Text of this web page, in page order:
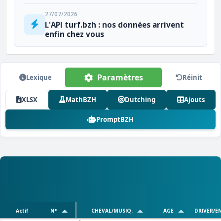
27/07/2026
L'API turf.bzh : nos données arrivent
enfin chez vous
Lexique Paramètres Réinit
XLSX MathBZH Dutching Ajouts
PromptBZH
Actif N° CHEVAL/MUSIQ. AGE DRIVER/